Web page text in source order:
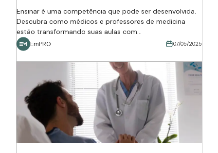
Ensinar é uma competência que pode ser desenvolvida.
Descubra como médicos e professores de medicina
estão transformando suas aulas com...
EmPRO 07/05/2025